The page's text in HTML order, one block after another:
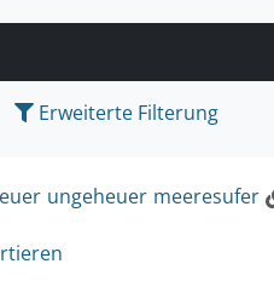
Erweiterte Filterung
ungeheuer meeresufer